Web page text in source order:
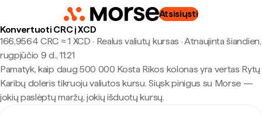
Atsisiųsti
Konvertuoti CRC į XCD
166,9564 CRC ≈ 1 XCD · Realus valiutų kursas ·Atnaujinta šiandien,
rugpjūčio 9 d., 11:21
Pamatyk, kaip daug 500 000 Kosta Rikos kolonas yra vertas Rytų
Karibų doleris tikruoju valiutos kursu. Siųsk pinigus su Morse —
jokių paslėptų maržų, jokių išduotų kursų.